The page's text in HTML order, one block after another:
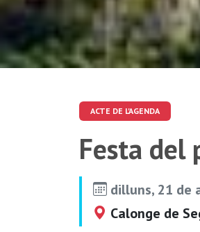
ACTE DE L'AGENDA
Festa del
dilluns, 21 de
Calonge de